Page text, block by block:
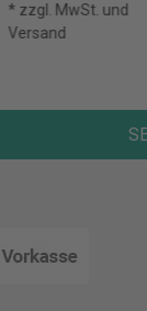
* zzgl. MwSt. und
Versand